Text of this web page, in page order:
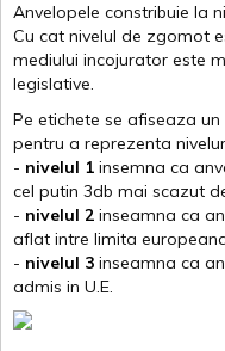
Anvelopele constribuie la
Cu cat nivelul de zgomot
mediului incojurator este
legislative.
Pe etichete se afiseaza
pentru a reprezenta
- nivelul 1 insemna ca
cel putin 3db mai scazut
- nivelul 2 inseamna ca
aflat intre limita
- nivelul 3 inseamna ca
admis in U.E.